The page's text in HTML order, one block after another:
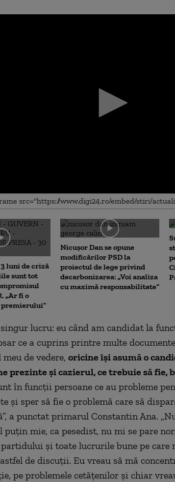
luni de criză
sunt tot
„Ar fi o
Nicușor Dan se opune
modificărilor PSD la
proiectul de lege privind
decarbonizarea: „Voi analiza
cu maximă responsabilitate”
lucru: eu când am candidat la
ce a cuprins printre multe
de vedere, oricine își asumă o
prezinte și cazierul, ce trebuie să fie,
în funcții persoane ce au probleme
și sper să fie o problemă care să
a punctat primarul Constantin Ana.
puțin mie, ca pesedist, nu mi se pare
și toate lucrurile bune pe care
de discuții. Eu vreau să mă
pe problemele cetățenilor și chiar